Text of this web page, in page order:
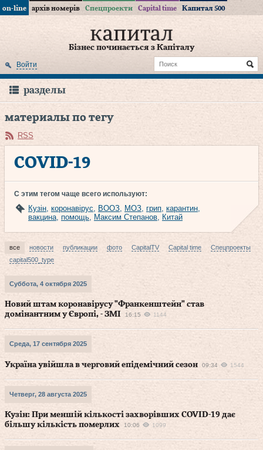
on-line архів номерів Спецпроекти Capital time Капитал 500
Бізнес починається з Капіталу
Войти
разделы
материалы по тегу
RSS
COVID-19
С этим тегом чаще всего используют:
Кузін, коронавірус, ВООЗ, МОЗ, грип, карантин,
вакцина, помощь, Максим Степанов, Китай
все новости публикации фото CapitalTV Capital time
Спецпроекты
capital500_type
Суббота, 4 октября 2025
Новий штам коронавірусу "Франкенштейн" став
домінантним у Європі, - ЗМІ
16:15 1144
Среда, 17 сентября 2025
Україна увійшла в черговий епідемічний сезон 09:34 1544
Четверг, 28 августа 2025
Кузін: При меншій кількості захворівших COVID-19 дає
більшу кількість померлих
10:06 1099